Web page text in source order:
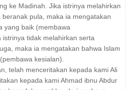
ke Madinah. Jika istrinya melahirkan
pula, maka ia mengatakan
yang baik (membawa
istrinya tidak melahirkan serta
maka ia mengatakan bahwa Islam
kesialan).
telah menceritakan kepada kami Ali
kepada kami Ahmad ibnu Abdur